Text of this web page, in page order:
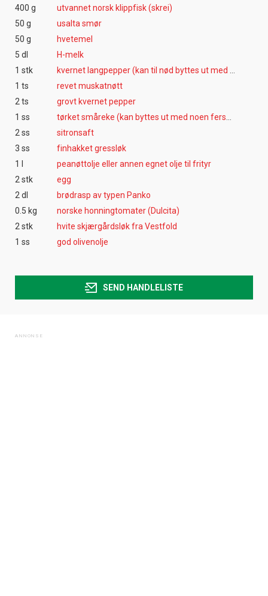
400 g
utvannet norsk klippfisk (skrei)
50 g
usalta smør
50 g
hvetemel
5 dl
H-melk
1 stk
1 ts
revet muskatnøtt
2 ts
grovt kvernet pepper
1 ss
2 ss
sitronsaft
3 ss
finhakket gressløk
1 l
peanøttolje eller annen egnet olje til frityr
2 stk
egg
2 dl
brødrasp av typen Panko
0.5 kg
norske honningtomater (Dulcita)
2 stk
hvite skjærgårdsløk fra Vestfold
1 ss
god olivenolje
SEND HANDLELISTE